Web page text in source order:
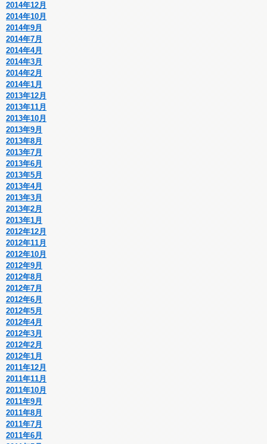
2014年12月
2014年10月
2014年9月
2014年7月
2014年4月
2014年3月
2014年2月
2014年1月
2013年12月
2013年11月
2013年10月
2013年9月
2013年8月
2013年7月
2013年6月
2013年5月
2013年4月
2013年3月
2013年2月
2013年1月
2012年12月
2012年11月
2012年10月
2012年9月
2012年8月
2012年7月
2012年6月
2012年5月
2012年4月
2012年3月
2012年2月
2012年1月
2011年12月
2011年11月
2011年10月
2011年9月
2011年8月
2011年7月
2011年6月